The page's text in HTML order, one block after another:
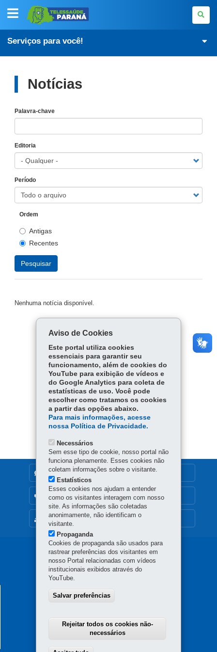
TELESSAÚDE-
PR
Serviços para você!
Notícias
Palavra-chave
Editoria
Período
Ordem
Antigas
Recentes
Pesquisar
Nenhuma notícia disponível.
Arquivo de notícias
Todos os vídeos
Todas as imagens
Todos os áudios
MAPA DO SITE
DENUNCIE CORRUPÇÃO
OUVIDORIA
Navegação
principal
SECRETARIA DA SAÚDE
41 3330-4300
Horário de atendimento: 8h30 a 12h e 13h30 a 18h
Aviso de Cookies
Este portal utiliza cookies
essenciais para garantir seu
funcionamento, além de cookies do
YouTube para exibição de vídeos e
do Google Analytics para coleta de
estatísticas de uso. Você pode
escolher como tratamos os cookies
a partir das opções abaixo.
Para mais informações, acesse
nossa Política de Privacidade.
Necessários
Sem esse tipo de cookie, nosso portal não
funciona plenamente. Esses cookies não
coletam informações sobre o visitante.
Estatísticos
Esses cookies nos ajudam a entender
como os visitantes interagem com nosso
site. As informações são coletadas
anonimamente, não identificam o
visitante.
Propaganda
Cookies de propaganda são usados para
rastrear preferências dos visitantes em
nosso Portal relacionadas com vídeos
institucionais exibidos através do
YouTube.
Salvar preferências
Rejeitar todos os cookies não-
necessários